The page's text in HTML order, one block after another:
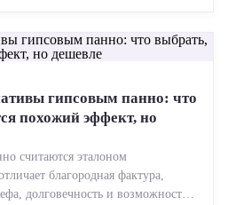
гипсовым панно: что
похожий эффект, но
считаются эталоном
благородная фактура,
долговечность и возможность